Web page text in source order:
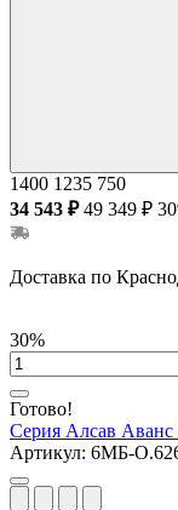
1400 1235 750
34 543 ₽ 49 349 ₽
Доставка по
30%
Готово!
Серия Алсав Аванс
Артикул: 6МБ-